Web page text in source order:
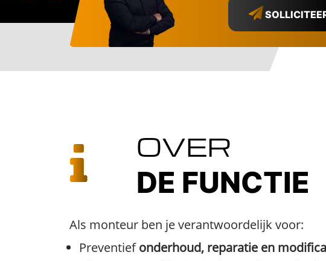
OVER
DE FUNCTIE
Als monteur ben je verantwoordelijk voor:
Preventiefonderhoud, reparatie en